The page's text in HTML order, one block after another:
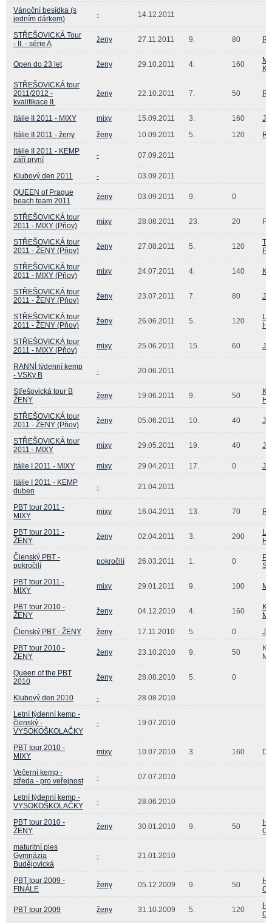
Vánoční besídka (s
jedním dárkem)
- 14.12.2011
STŘEŠOVICKÁ Tour
- II. - série A
ženy 27.11.2011 9. 80
Open do 23 let ženy 29.10.2011 4. 160
STŘEŠOVICKÁ tour
2011/2012 -
kvalifikace II.
ženy 22.10.2011 7. 50
Itálie II 2011 - MIXY mixy 15.09.2011 3. 160
Itálie II 2011 - ženy
ženy 10.09.2011 5. 120
Itálie II 2011 - KEMP
září první
- 07.09.2011
Klubový den 2011 -
03.09.2011
QUEEN of Prague
beach team 2011
ženy 03.09.2011 9. 0
STŘEŠOVICKÁ tour
2011 - MIXY (Pňov)
mixy 28.08.2011 23. 20
STŘEŠOVICKÁ tour
2011 - ŽENY (Pňov)
ženy 27.08.2011 5. 120
STŘEŠOVICKÁ tour
2011 - MIXY (Pňov)
mixy 24.07.2011 4. 140
STŘEŠOVICKÁ tour
2011 - ŽENY (Pňov)
ženy 23.07.2011 7. 80
STŘEŠOVICKÁ tour
2011 - ŽENY (Pňov)
ženy 26.06.2011 5. 120
STŘEŠOVICKÁ tour
2011 - MIXY (Pňov)
mixy 25.06.2011 15. 60
RANNÍ týdenní kemp
- VSKy B
- 20.06.2011
Střešovická tour B
ŽENY
ženy 19.06.2011 9. 50
STŘEŠOVICKÁ tour
2011 - ŽENY (Pňov)
ženy 05.06.2011 10. 40
STŘEŠOVICKÁ tour
2011 - MIXY
mixy 29.05.2011 19. 40
Itálie I 2011 - MIXY mixy 29.04.2011 17. 0
Itálie I 2011 - KEMP
duben
- 21.04.2011
PBT tour 2011 -
MIXY
mixy 16.04.2011 13. 70
PBT tour 2011 -
ŽENY
ženy 02.04.2011 3. 200
Členský PBT -
pokročilí
pokročilí 26.03.2011 1. 0
PBT tour 2011 -
MIXY
mixy 29.01.2011 9. 100
PBT tour 2010 -
ŽENY
ženy 04.12.2010 4. 160
Členský PBT - ŽENY
ženy 17.11.2010 5. 0
PBT tour 2010 -
ŽENY
ženy 23.10.2010 9. 50
Queen of the PBT
2010
ženy 28.08.2010 5. 0
Klubový den 2010 -
28.08.2010
Letní týdenní kemp -
členský -
VYSOKOŠKOLAČKY
- 19.07.2010
PBT tour 2010 -
MIXY
mixy 10.07.2010 3. 160
Večerní kemp -
středa - pro veřejnost
- 07.07.2010
Letní týdenní kemp -
VYSOKOŠKOLAČKY
- 28.06.2010
PBT tour 2010 -
ŽENY
ženy 30.01.2010 9. 50
maturitní ples
Gymnázia
Budějovická
- 21.01.2010
PBT tour 2009 -
FINÁLE
ženy 05.12.2009 9. 50
PBT tour 2009 ženy 31.10.2009 5. 120